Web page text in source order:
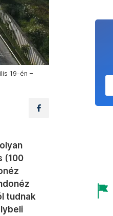
19-én –
(100
tudnak